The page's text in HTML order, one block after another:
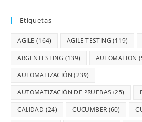
Etiquetas
AGILE (164) AGILE TESTING (119)
ARGENTESTING (139) AUTOMATION
AUTOMATIZACIÓN (239)
AUTOMATIZACIÓN DE PRUEBAS (25)
CALIDAD (24) CUCUMBER (60)